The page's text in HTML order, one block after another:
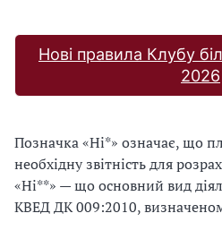
Нові правила Клубу
2026
Позначка «Ні*» означає, що
необхідну звітність для
«Ні**» — що основний вид
КВЕД ДК 009:2010,